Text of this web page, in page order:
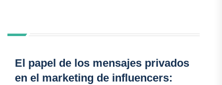
El papel de los mensajes privados
en el marketing de influencers: